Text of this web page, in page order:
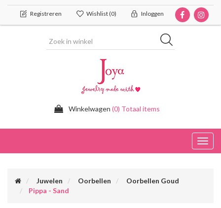
Registreren Wishlist(0) Inloggen
Winkelwagen (0) Totaal items
Juwelen Oorbellen
Oorbellen Goud
Pippa - Sand